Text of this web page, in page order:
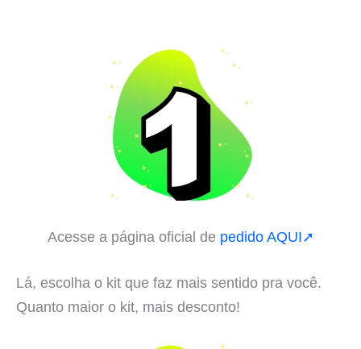
Acesse a página oficial de pedido AQUI➚
Lá, escolha o kit que faz mais sentido pra você.
Quanto maior o kit, mais desconto!